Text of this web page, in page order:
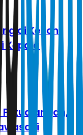
di Kebon
Kepala
Petualangan,